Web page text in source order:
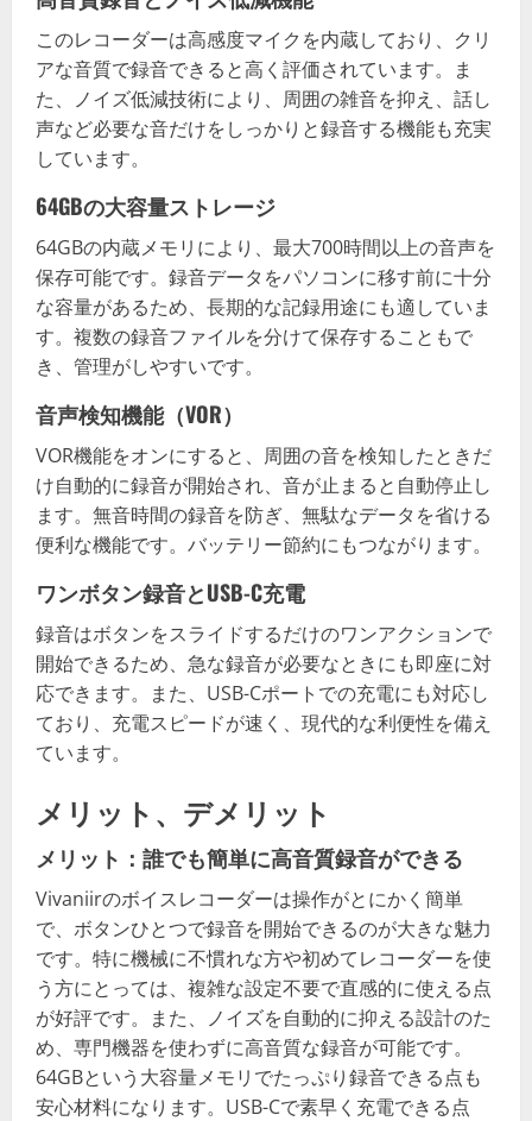
このレコーダーは高感度マイクを内蔵しており、クリ
アな音質で録音できると高く評価されています。ま
た、ノイズ低減技術により、周囲の雑音を抑え、話し
声など必要な音だけをしっかりと録音する機能も充実
しています。
64GBの大容量ストレージ
64GBの内蔵メモリにより、最大700時間以上の音声を
保存可能です。録音データをパソコンに移す前に十分
な容量があるため、長期的な記録用途にも適していま
す。複数の録音ファイルを分けて保存することもで
き、管理がしやすいです。
音声検知機能（VOR）
VOR機能をオンにすると、周囲の音を検知したときだ
け自動的に録音が開始され、音が止まると自動停止し
ます。無音時間の録音を防ぎ、無駄なデータを省ける
便利な機能です。バッテリー節約にもつながります。
ワンボタン録音とUSB-C充電
録音はボタンをスライドするだけのワンアクションで
開始できるため、急な録音が必要なときにも即座に対
応できます。また、USB-Cポートでの充電にも対応し
ており、充電スピードが速く、現代的な利便性を備え
ています。
メリット、デメリット
メリット：誰でも簡単に高音質録音ができる
Vivaniirのボイスレコーダーは操作がとにかく簡単
で、ボタンひとつで録音を開始できるのが大きな魅力
です。特に機械に不慣れな方や初めてレコーダーを使
う方にとっては、複雑な設定不要で直感的に使える点
が好評です。また、ノイズを自動的に抑える設計のた
め、専門機器を使わずに高音質な録音が可能です。
64GBという大容量メモリでたっぷり録音できる点も
安心材料になります。USB-Cで素早く充電できる点